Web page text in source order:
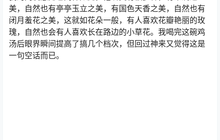
我的网友意见也同样如此，他说美有很多种，有丰满之
美，自然也有亭亭玉立之美，有国色天香之美，自然也有
闭月羞花之美，这就如花朵一般，有人喜欢花瓣艳丽的玫
瑰，自然也会有人喜欢长在路边的小草花。我喝完这碗鸡
汤后眼界瞬间提高了搞几个档次，但回过神来又觉得这是